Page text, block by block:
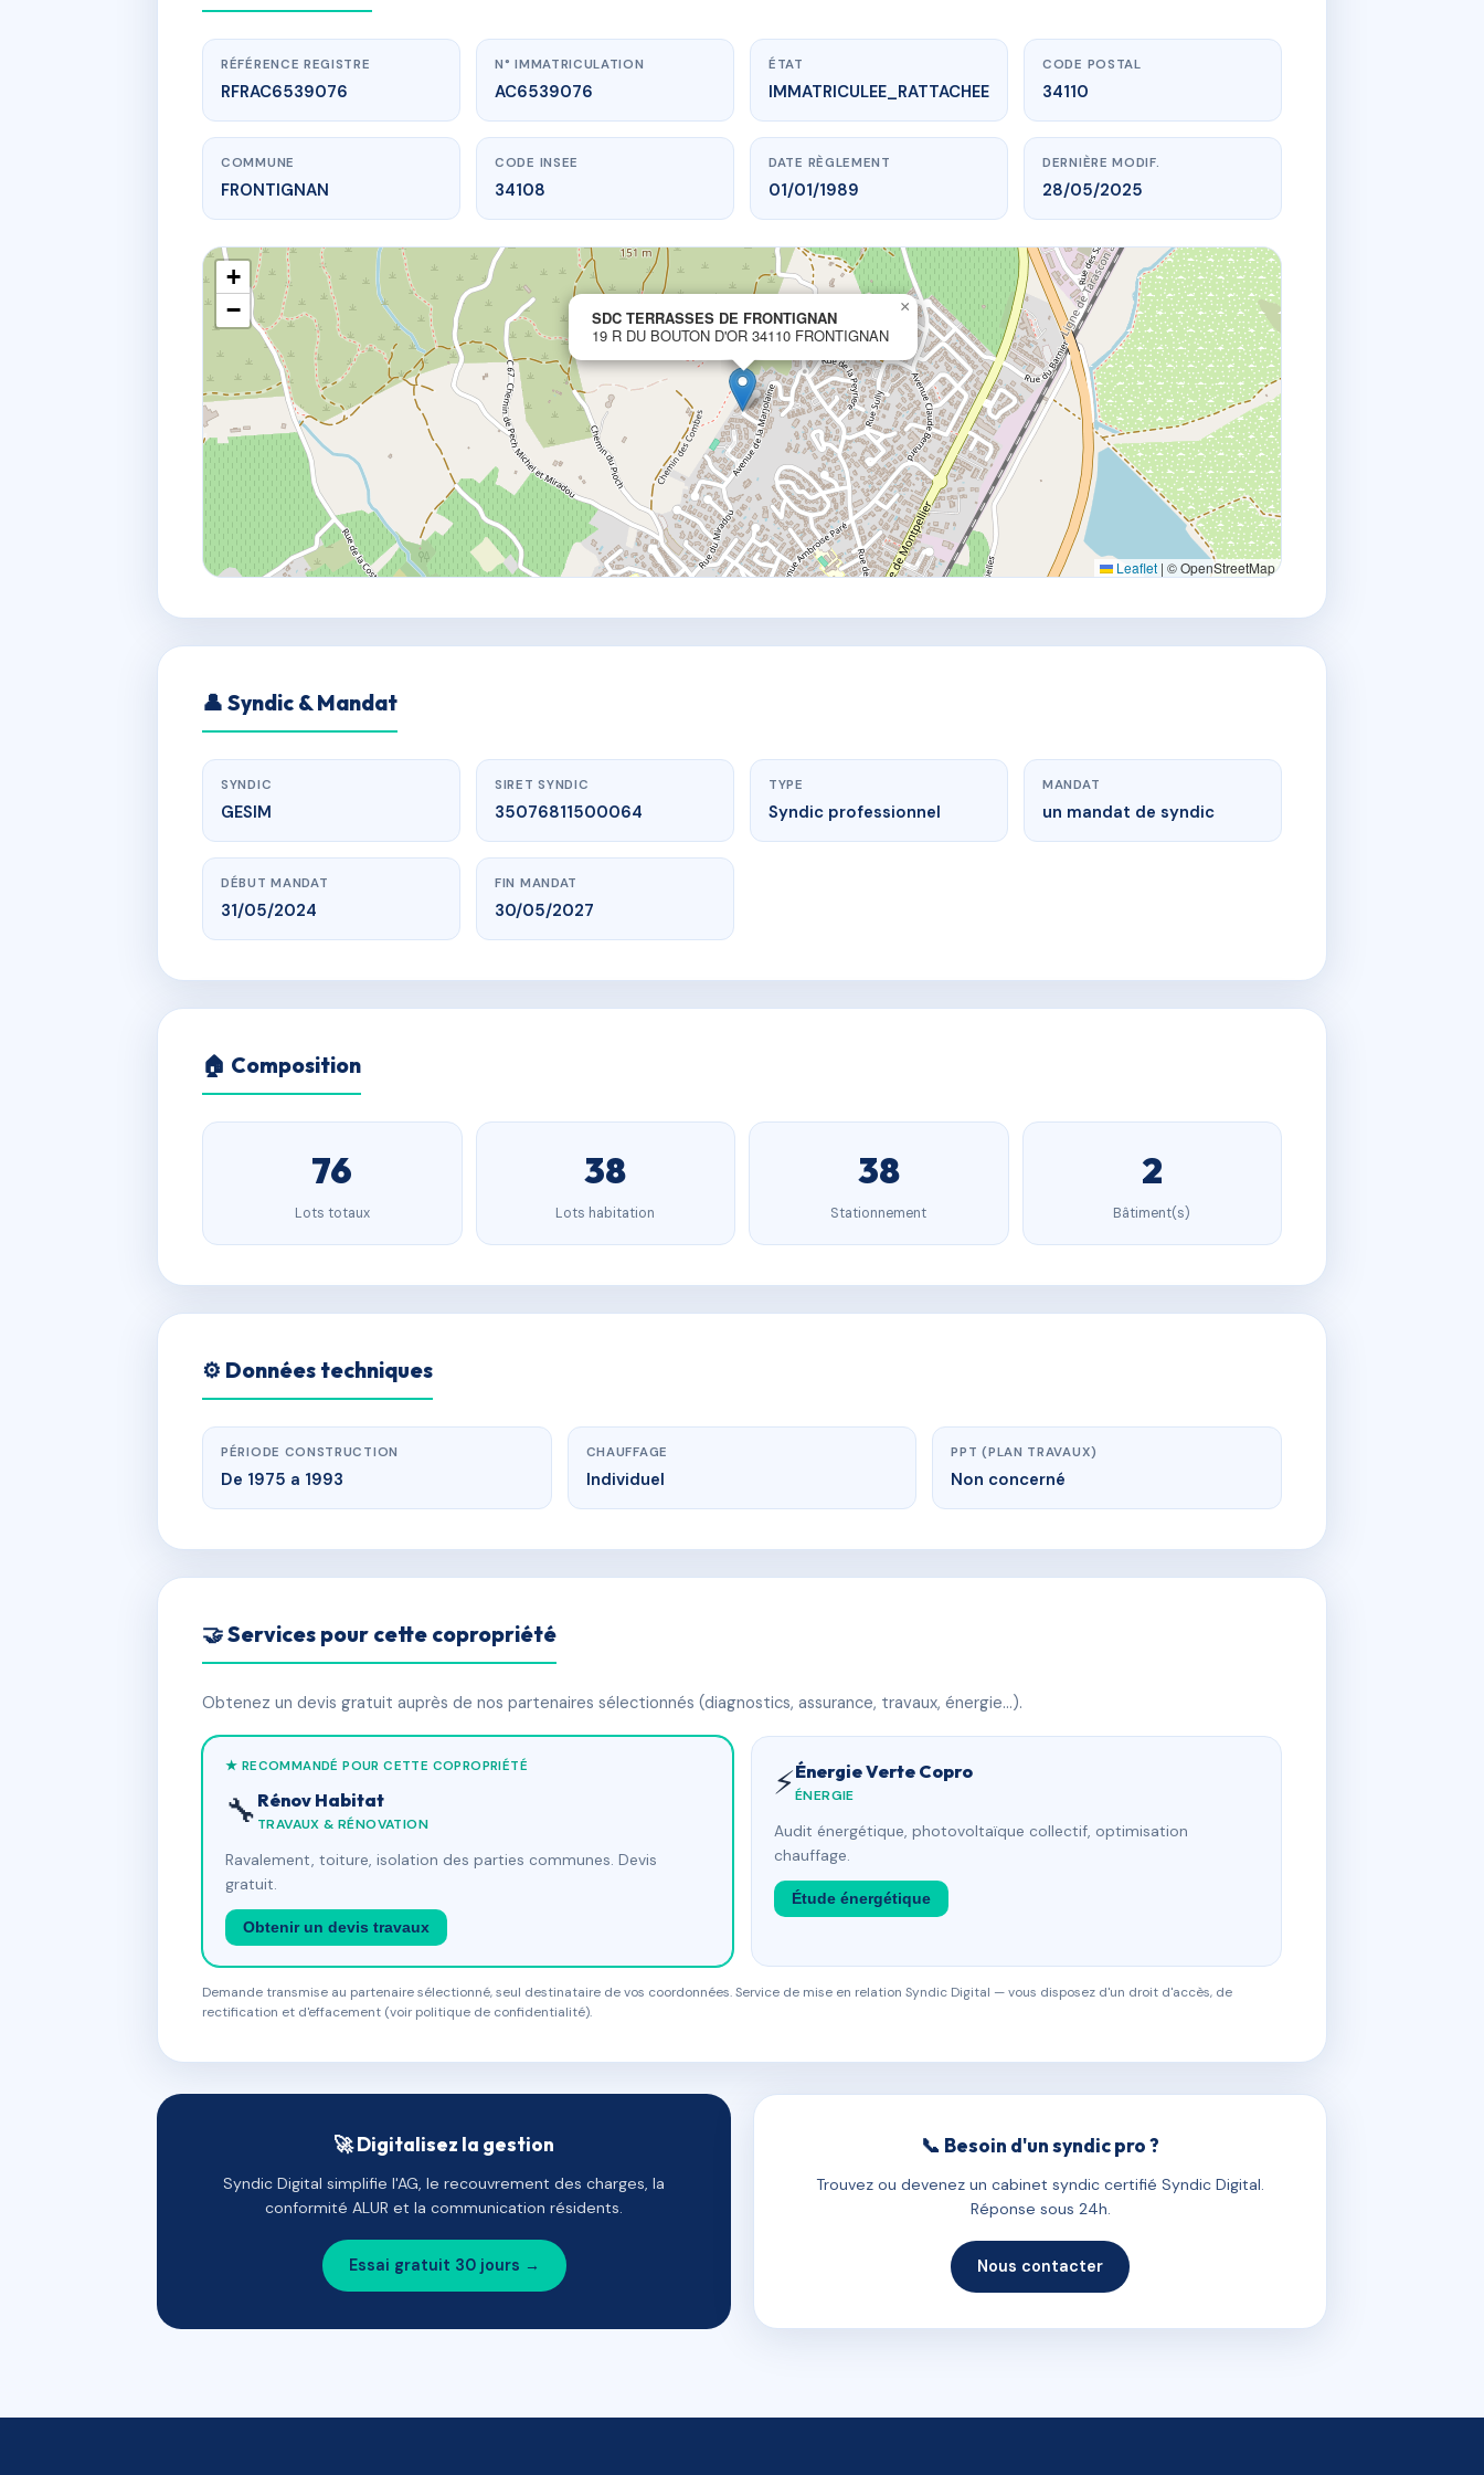
www.vme.plus/AC6539076
SDC TERRASSES DE FRONTIGNAN
19 Rue du Bouton d'Or34110 FRONTIGNAN
RÉFÉRENCE REGISTRE
RFRAC6539076
N° IMMATRICULATION
AC6539076
ÉTAT
IMMATRICULEE_RATTACHEE
CODE POSTAL
34110
COMMUNE
FRONTIGNAN
CODE INSEE
34108
DATE RÈGLEMENT
01/01/1989
DERNIÈRE MODIF.
28/05/2025
SDC TERRASSES DE FRONTIGNAN
19 R DU BOUTON D'OR 34110 FRONTIGNAN
×
+
−
Leaflet | © OpenStreetMap
👤 Syndic & Mandat
SYNDIC
GESIM
SIRET SYNDIC
35076811500064
TYPE
Syndic professionnel
MANDAT
un mandat de syndic
DÉBUT MANDAT
31/05/2024
FIN MANDAT
30/05/2027
🏠 Composition
76
Lots totaux
38
Lots habitation
38
Stationnement
2
Bâtiment(s)
⚙️ Données techniques
PÉRIODE CONSTRUCTION
De 1975 a 1993
CHAUFFAGE
Individuel
PPT (PLAN TRAVAUX)
Non concerné
🤝 Services pour cette copropriété
Obtenez un devis gratuit auprès de nos partenaires sélectionnés (diagnostics, assurance, travaux, énergie…).
★ RECOMMANDÉ POUR CETTE COPROPRIÉTÉ
🔧 Rénov Habitat
TRAVAUX & RÉNOVATION
Ravalement, toiture, isolation des parties communes. Devis
gratuit.
Obtenir un devis travaux
⚡Énergie Verte Copro
ÉNERGIE
Audit énergétique, photovoltaïque collectif, optimisation
chauffage.
Étude énergétique
Demande transmise au partenaire sélectionné, seul destinataire de vos coordonnées. Service de mise en relation Syndic Digital — vous disposez d'un droit d'accès, de
rectification et d'effacement (voir politique de confidentialité).
🚀 Digitalisez la gestion
Syndic Digital simplifie l'AG, le recouvrement des charges, la
conformité ALUR et la communication résidents.
Essai gratuit 30 jours →
📞 Besoin d'un syndic pro ?
Trouvez ou devenez un cabinet syndic certifié Syndic Digital.
Réponse sous 24h.
Nous contacter